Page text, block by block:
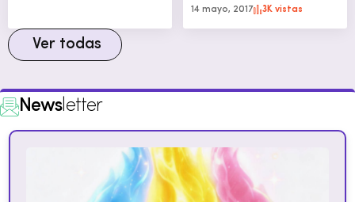
14 mayo, 2017 3K vistas
Ver todas
Newsletter